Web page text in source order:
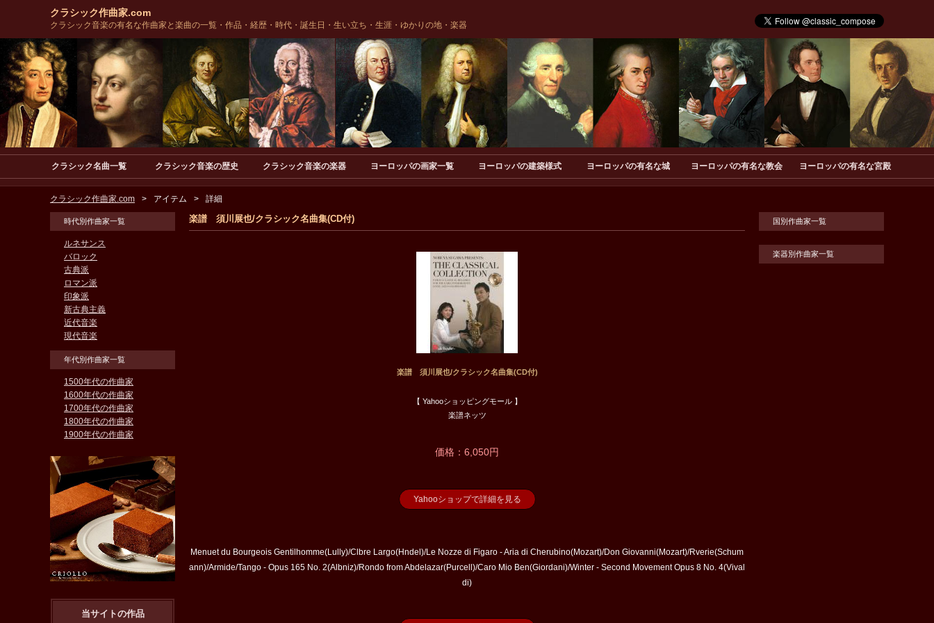
クラシック作曲家.com
クラシック音楽の有名な作曲家と楽曲の一覧・作品・経歴・時代・誕生日・生い立ち・生涯・ゆかりの地・楽器
クラシック名曲一覧 クラシック音楽の歴史 クラシック音楽の楽器 ヨーロッパの画家一覧 ヨーロッパの建築様式 ヨーロッパの有名な城 ヨーロッパの有名な教会 ヨーロッパの有名な宮殿
クラシック作曲家.com アイテム 詳細
楽譜 須川展也/クラシック名曲集(CD付)
楽譜 須川展也/クラシック名曲集(CD付)
【 Yahooショッピングモール 】
楽譜ネッツ
価格：6,050円
Yahooショップで詳細を見る
Menuet du Bourgeois Gentilhomme(Lully)/Clbre Largo(Hndel)/Le Nozze di Figaro - Aria di Cherubino(Mozart)/Don Giovanni(Mozart)/Rverie(Schum
ann)/Armide/Tango - Opus 165 No. 2(Albniz)/Rondo from Abdelazar(Purcell)/Caro Mio Ben(Giordani)/Winter - Second Movement Opus 8 No. 4(Vival
di)
時代別作曲家一覧
ルネサンス
バロック
古典派
ロマン派
印象派
新古典主義
近代音楽
現代音楽
年代別作曲家一覧
1500年代の作曲家
1600年代の作曲家
1700年代の作曲家
1800年代の作曲家
1900年代の作曲家
当サイトの作品
国別作曲家一覧
楽器別作曲家一覧